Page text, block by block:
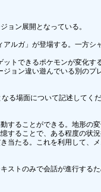
ョン展開となっている。
ルガ」が登場する。一方
トできるポケモンが変化する
ョン違い遊んでいる別のプ
る場面について記述してく
することができる。地形
することで、ある程度の状況
たる。これを利用して、
トのみで会話が進行する